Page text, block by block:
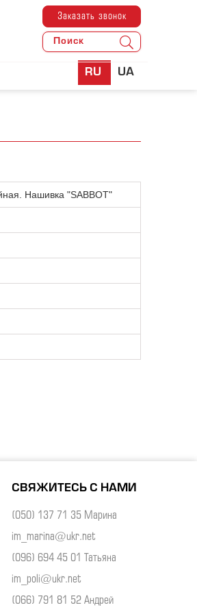
RU UA
Заказать звонок
Нашивка "SABBOT"
СВЯЖИТЕСЬ С НАМИ
(050) 137 71 35 Марина
im_marina@ukr.net
(096) 694 45 01 Татьяна
im_poli@ukr.net
(066) 791 81 52 Андрей